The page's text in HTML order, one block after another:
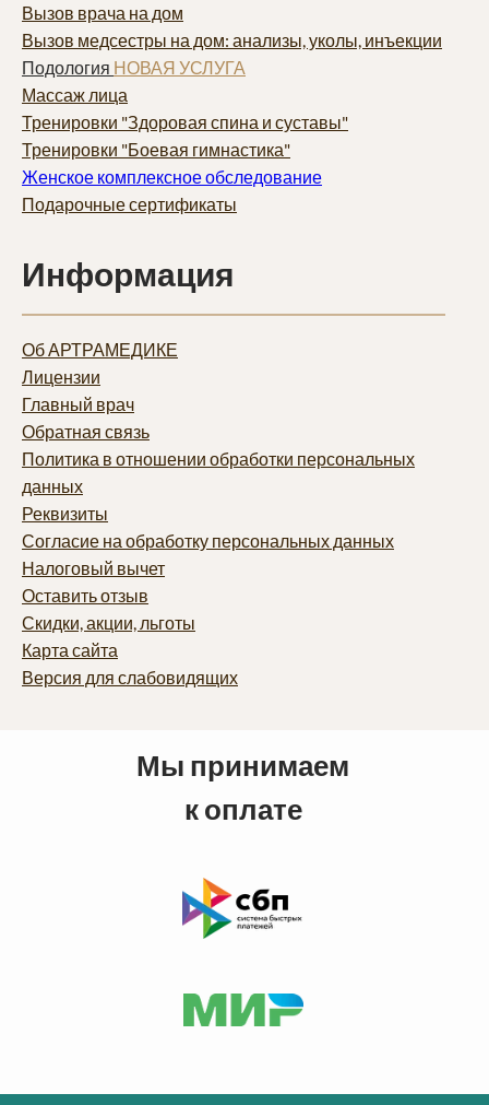
Вызов врача на дом
Вызов медсестры на дом: анализы, уколы, инъекции
Подология НОВАЯ УСЛУГА
Массаж лица
Тренировки "Здоровая спина и суставы"
Тренировки "Боевая гимнастика"
Женское комплексное обследование
Подарочные сертификаты
Информация
Об АРТРАМЕДИКЕ
Лицензии
Главный врач
Обратная связь
Политика в отношении обработки персональных
данных
Реквизиты
Согласие на обработку персональных данных
Налоговый вычет
Оставить отзыв
Скидки, акции, льготы
Карта сайта
Версия для слабовидящих
Мы принимаем
к оплате